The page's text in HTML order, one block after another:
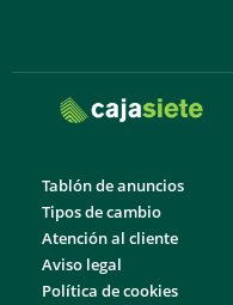
Tablón de anuncios
Tipos de cambio
Atención al cliente
Aviso legal
Política de cookies